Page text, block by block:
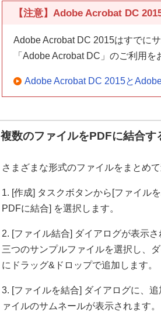
【注意】Adobe Acrobat DC
Adobe Acrobat DC 2015はすでに
「Adobe Acrobat DC」のご利用を
Adobe Acrobat DC 2015と
複数のファイルをPDFに結合す
さまざまな形式のファイルをまとめ
1. [作成] タスクボタンから[ファイル
PDFに結合] を選択します。
2. [ファイル結合] ダイアログが表示さ
三つのサンプルファイルを選択し、
にドラッグ&ドロップで追加します。
3. [ファイルを結合] ダイアログに、追
ァイルのサムネールが表示されます。